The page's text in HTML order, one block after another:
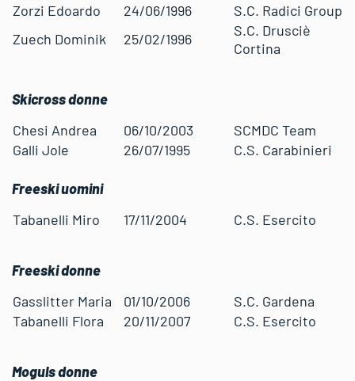
Zorzi Edoardo
24/06/1996
S.C. Radici Group
Zuech Dominik
25/02/1996
S.C. Drusciè
Cortina
Skicross donne
Chesi Andrea
06/10/2003
SCMDC Team
Galli Jole
26/07/1995 C.S. Carabinieri
Freeski uomini
Tabanelli Miro
17/11/2004 C.S. Esercito
Freeski donne
Gasslitter Maria
01/10/2006
S.C. Gardena
Tabanelli Flora
20/11/2007 C.S. Esercito
Moguls donne